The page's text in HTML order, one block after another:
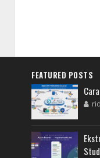
FEATURED POSTS